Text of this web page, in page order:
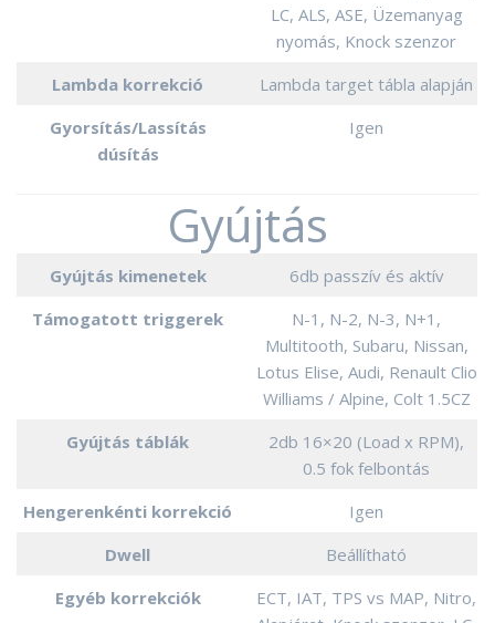
LC, ALS, ASE, Üzemanyag
nyomás, Knock szenzor
Lambda korrekció
Lambda target tábla alapján
Gyorsítás/Lassítás
dúsítás
Igen
Gyújtás
Gyújtás kimenetek
6db passzív és aktív
Támogatott triggerek
N-1, N-2, N-3, N+1,
Multitooth, Subaru, Nissan,
Lotus Elise, Audi, Renault Clio
Williams / Alpine, Colt 1.5CZ
Gyújtás táblák
2db 16×20 (Load x RPM),
0.5 fok felbontás
Hengerenkénti korrekció
Igen
Dwell
Beállítható
Egyéb korrekciók
ECT, IAT, TPS vs MAP, Nitro,